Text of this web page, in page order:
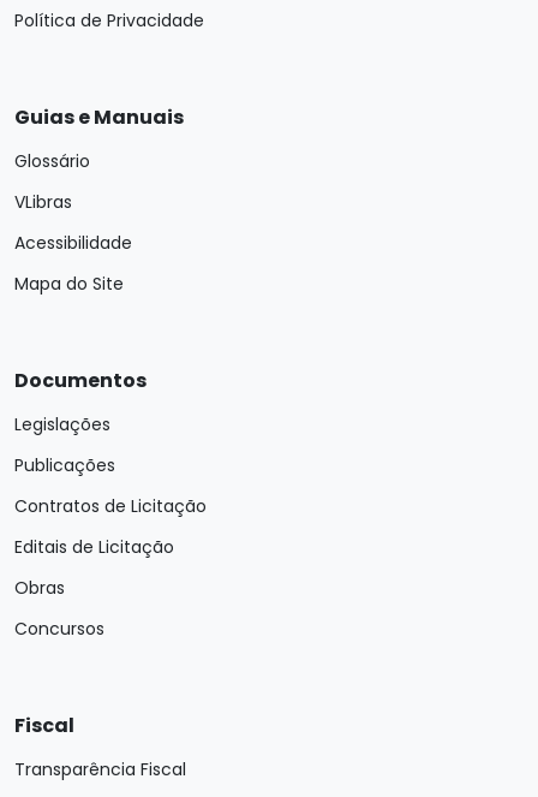
Política de Privacidade
Guias e Manuais
Glossário
VLibras
Acessibilidade
Mapa do Site
Documentos
Legislações
Publicações
Contratos de Licitação
Editais de Licitação
Obras
Concursos
Fiscal
Transparência Fiscal